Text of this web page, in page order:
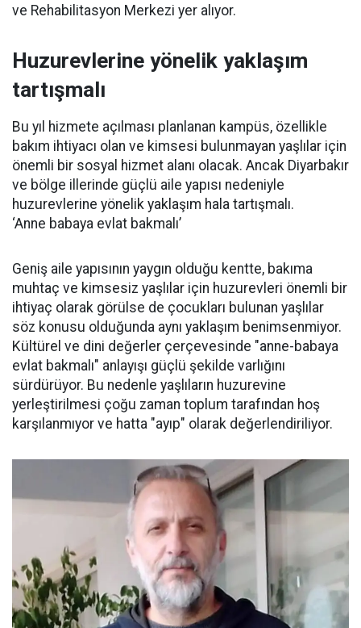
ve Rehabilitasyon Merkezi yer alıyor.
Huzurevlerine yönelik yaklaşım
tartışmalı
Bu yıl hizmete açılması planlanan kampüs, özellikle
bakım ihtiyacı olan ve kimsesi bulunmayan yaşlılar için
önemli bir sosyal hizmet alanı olacak. Ancak Diyarbakır
ve bölge illerinde güçlü aile yapısı nedeniyle
huzurevlerine yönelik yaklaşım hala tartışmalı.
‘Anne babaya evlat bakmalı’
Geniş aile yapısının yaygın olduğu kentte, bakıma
muhtaç ve kimsesiz yaşlılar için huzurevleri önemli bir
ihtiyaç olarak görülse de çocukları bulunan yaşlılar
söz konusu olduğunda aynı yaklaşım benimsenmiyor.
Kültürel ve dini değerler çerçevesinde "anne-babaya
evlat bakmalı" anlayışı güçlü şekilde varlığını
sürdürüyor. Bu nedenle yaşlıların huzurevine
yerleştirilmesi çoğu zaman toplum tarafından hoş
karşılanmıyor ve hatta "ayıp" olarak değerlendiriliyor.